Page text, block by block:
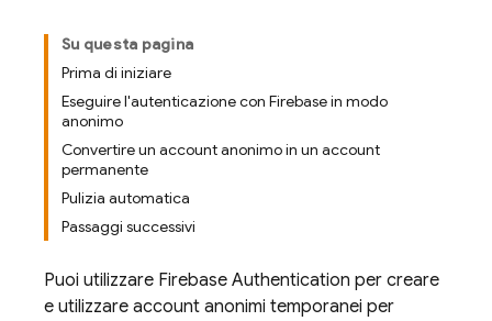
Su questa pagina
Prima di iniziare
Eseguire l'autenticazione con Firebase in modo
anonimo
Convertire un account anonimo in un account
permanente
Pulizia automatica
Passaggi successivi
Puoi utilizzare Firebase Authentication per creare
e utilizzare account anonimi temporanei per